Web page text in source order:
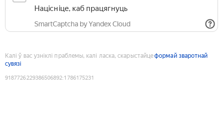
Націсніце, каб працягнуць
SmartCaptcha by Yandex Cloud
Калі ў вас узніклі праблемы, калі ласка, скарыстайцеформай зваротнай
сувязі
9187726229386506892:1786175231